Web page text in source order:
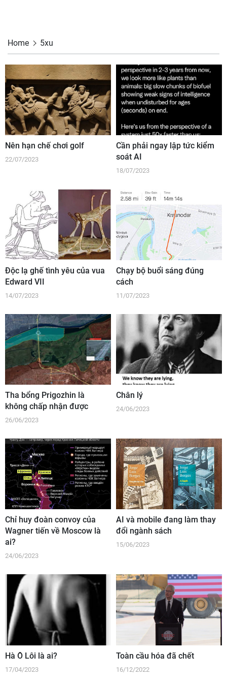
Home 5xu
Nên hạn chế chơi golf
22/07/2023
Cần phải ngay lập tức kiểm
soát AI
18/07/2023
Độc lạ ghế tình yêu của vua
Edward VII
14/07/2023
Chạy bộ buổi sáng đúng
cách
11/07/2023
Tha bổng Prigozhin là
không chấp nhận được
26/06/2023
Chân lý
24/06/2023
Chỉ huy đoàn convoy của
Wagner tiến về Moscow là
ai?
24/06/2023
AI và mobile đang làm thay
đổi ngành sách
15/06/2023
Hà Ô Lôi là ai?
17/04/2023
Toàn cầu hóa đã chết
16/12/2022